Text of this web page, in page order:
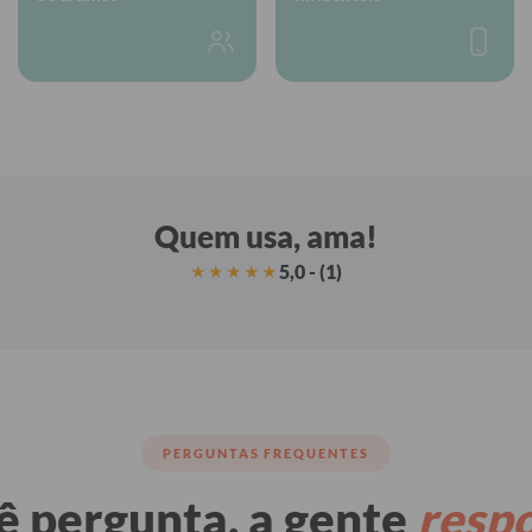
Quem usa, ama!
★★★★★5,0 - (1)
PERGUNTAS FREQUENTES
pergunta, a gente